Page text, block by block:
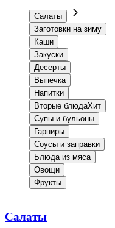
Салаты
Заготовки на зиму
Каши
Закуски
Десерты
Выпечка
Напитки
Вторые блюдаХит
Супы и бульоны
Гарниры
Соусы и заправки
Блюда из мяса
Овощи
Фрукты
Салаты